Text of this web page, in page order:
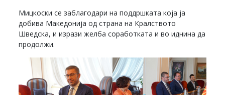
Мицкоски се заблагодари на поддршката која ја
добива Македонија од страна на Кралството
Шведска, и изрази желба соработката и во иднина да
продолжи.